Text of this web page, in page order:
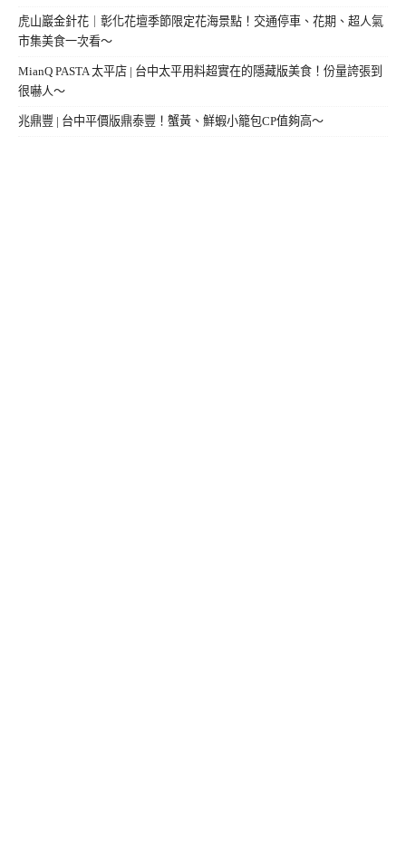
虎山巖金針花｜彰化花壇季節限定花海景點！交通停車、花期、超人氣
市集美食一次看～
MianQ PASTA 太平店 | 台中太平用料超實在的隱藏版美食！份量誇張到
很嚇人～
兆鼎豐 | 台中平價版鼎泰豐！蟹黃、鮮蝦小籠包CP值夠高～